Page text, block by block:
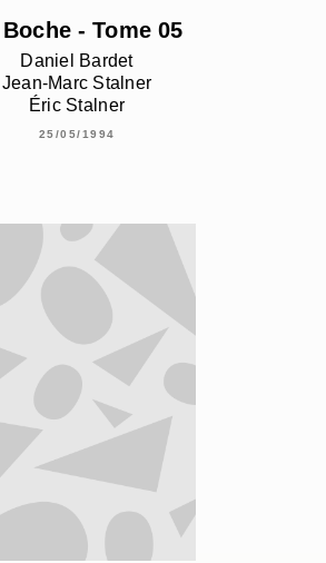
- Tome 05
Daniel Bardet
Jean-Marc Stalner
Éric Stalner
25/05/1994